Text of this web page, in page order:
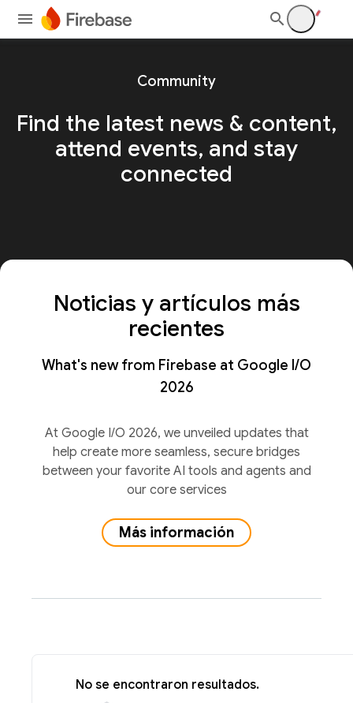
Community
Find the latest news & content,
attend events, and stay
connected
Noticias y artículos más
recientes
What's new from Firebase at Google I/O
2026
At Google I/O 2026, we unveiled updates that
help create more seamless, secure bridges
between your favorite AI tools and agents and
our core services
Más información
No se encontraron resultados.